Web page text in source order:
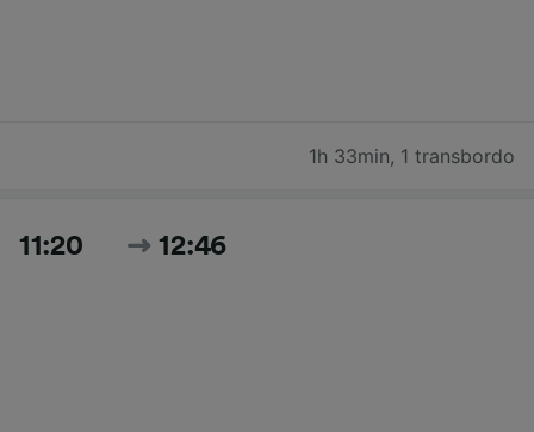
1h 33min, 1 transbordo
11:20 12:46